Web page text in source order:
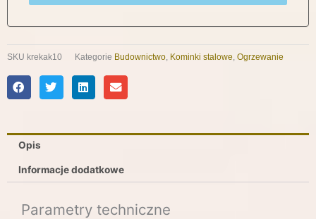
SKU krekak10 Kategorie Budownictwo, Kominki stalowe, Ogrzewanie
Opis
Informacje dodatkowe
Parametry techniczne